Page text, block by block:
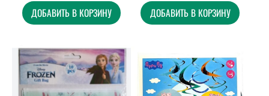
ДОБАВИТЬ В КОРЗИНУ ДОБАВИТЬ В КОРЗИНУ